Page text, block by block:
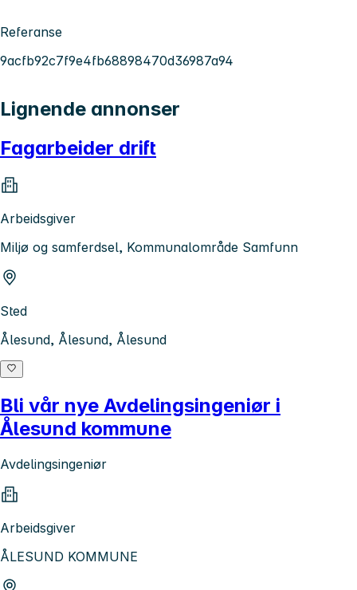
Referanse
9acfb92c7f9e4fb68898470d36987a94
Lignende annonser
Fagarbeider drift
Arbeidsgiver
Miljø og samferdsel, Kommunalområde Samfunn
Sted
Ålesund, Ålesund, Ålesund
Bli vår nye Avdelingsingeniør i
Ålesund kommune
Avdelingsingeniør
Arbeidsgiver
ÅLESUND KOMMUNE